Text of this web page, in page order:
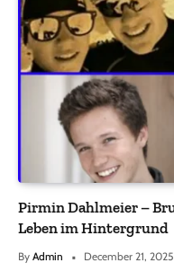
Pirmin Dahlmeier –
Leben im Hintergrund
By Admin December 21, 2025